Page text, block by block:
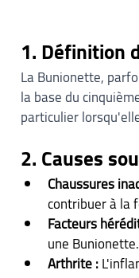
1. Définition
La Bunionette,
la base du
particulier
2. Causes
Chaussures
contribuer à la
Facteurs
une Bunionette.
Arthrite :